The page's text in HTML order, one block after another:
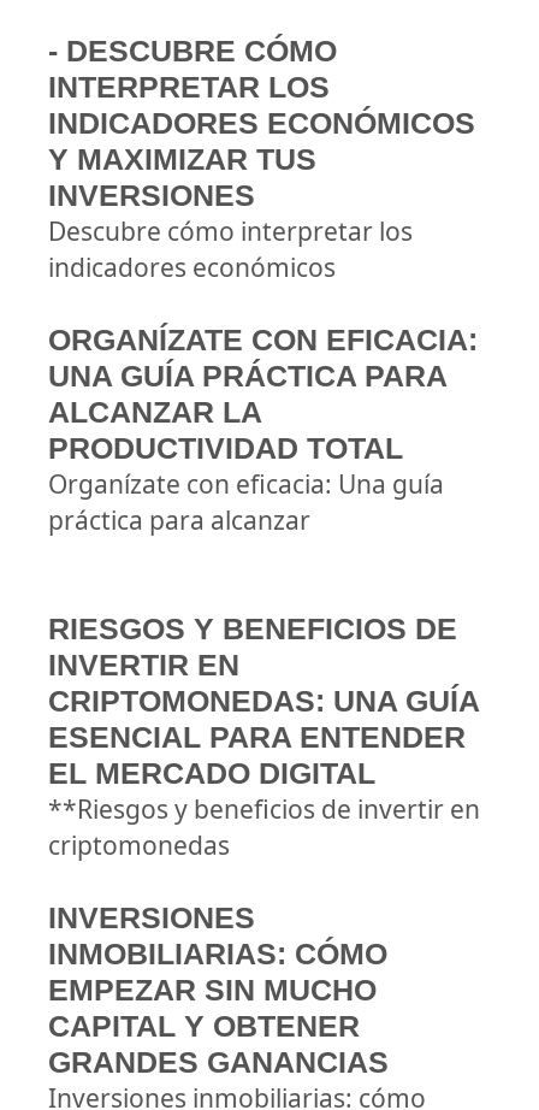
- DESCUBRE CÓMO
INTERPRETAR LOS
INDICADORES ECONÓMICOS
Y MAXIMIZAR TUS
INVERSIONES
Descubre cómo interpretar los
indicadores económicos
ORGANÍZATE CON EFICACIA:
UNA GUÍA PRÁCTICA PARA
ALCANZAR LA
PRODUCTIVIDAD TOTAL
Organízate con eficacia: Una guía
práctica para alcanzar
RIESGOS Y BENEFICIOS DE
INVERTIR EN
CRIPTOMONEDAS: UNA GUÍA
ESENCIAL PARA ENTENDER
EL MERCADO DIGITAL
**Riesgos y beneficios de invertir en
criptomonedas
INVERSIONES
INMOBILIARIAS: CÓMO
EMPEZAR SIN MUCHO
CAPITAL Y OBTENER
GRANDES GANANCIAS
Inversiones inmobiliarias: cómo